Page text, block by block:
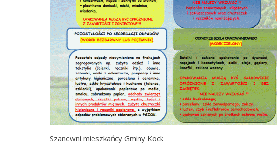
Szanowni mieszkańcy Gminy Kock